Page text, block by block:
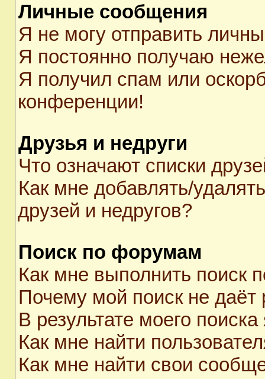
Личные сообщения
Я не могу отправить
Я постоянно получаю
Я получил спам или
конференции!
Друзья и недруги
Что означают списки
Как мне добавлять/
друзей и недругов?
Поиск по форумам
Как мне выполнить
Почему мой поиск не даёт
В результате моего
Как мне найти
Как мне найти свои